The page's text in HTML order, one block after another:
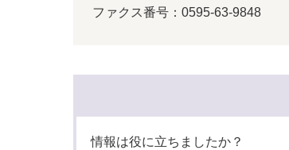
ファクス番号：0595-63-9848
情報は役に立ちましたか？